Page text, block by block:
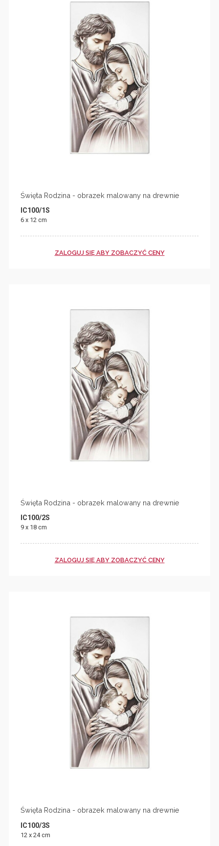
Święta Rodzina - obrazek malowany na drewnie
IC100/1S
6 x 12 cm
ZALOGUJ SIĘ ABY ZOBACZYĆ CENY
Święta Rodzina - obrazek malowany na drewnie
IC100/2S
9 x 18 cm
ZALOGUJ SIĘ ABY ZOBACZYĆ CENY
Święta Rodzina - obrazek malowany na drewnie
IC100/3S
12 x 24 cm